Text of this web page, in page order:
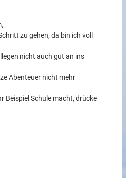
zu gehen, da bin ich voll
nicht auch gut an ins
Abenteuer nicht mehr
Beispiel Schule macht, drücke